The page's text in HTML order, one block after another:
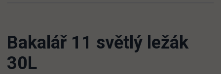
Bakalář 11 světlý ležák
30L